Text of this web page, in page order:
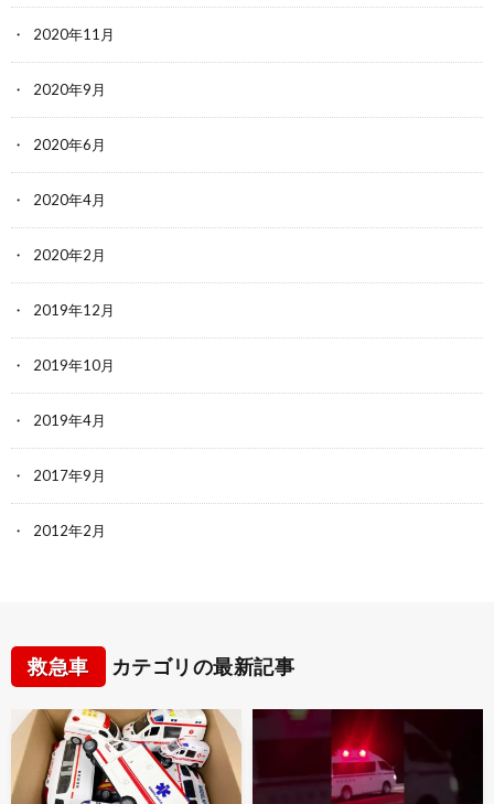
2020年11月
2020年9月
2020年6月
2020年4月
2020年2月
2019年12月
2019年10月
2019年4月
2017年9月
2012年2月
救急車 カテゴリの最新記事